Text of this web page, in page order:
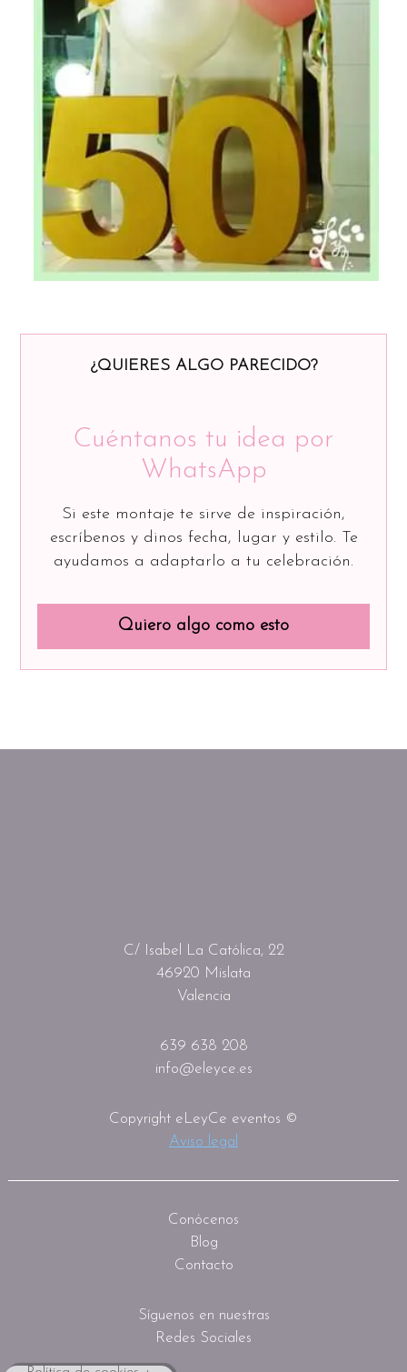
¿QUIERES ALGO PARECIDO?
Cuéntanos tu idea por
WhatsApp
Si este montaje te sirve de inspiración,
escríbenos y dinos fecha, lugar y estilo. Te
ayudamos a adaptarlo a tu celebración.
Quiero algo como esto
C/ Isabel La Católica, 22
46920 Mislata
Valencia
639 638 208
info@eleyce.es
Copyright eLeyCe eventos ©
Aviso legal
Conócenos
Blog
Contacto
Síguenos en nuestras
Redes Sociales